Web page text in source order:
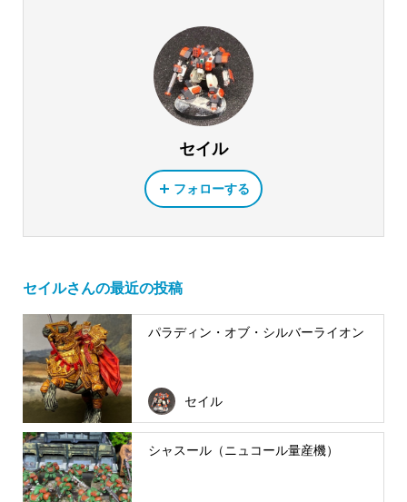
セイル
フォローする
セイルさんの最近の投稿
パラディン・オブ・シルバーライオン
セイル
シャスール（ニュコール量産機）